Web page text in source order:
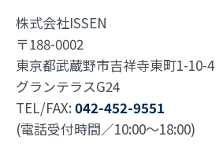
株式会社ISSEN
〒188-0002
東京都武蔵野市吉祥寺東町1-10-4
グランテラスG24
TEL/FAX: 042-452-9551
(電話受付時間／10:00～18:00)